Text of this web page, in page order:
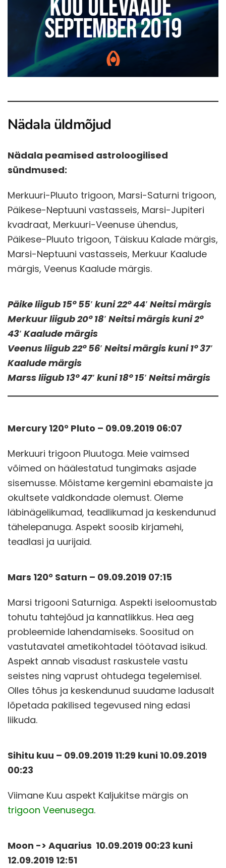
Nädala üldmõjud
Nädala peamised astroloogilised
sündmused:
Merkuuri-Pluuto trigoon, Marsi-Saturni trigoon,
Päikese-Neptuuni vastasseis, Marsi-Jupiteri
kvadraat, Merkuuri-Veenuse ühendus,
Päikese-Pluuto trigoon, Täiskuu Kalade märgis,
Marsi-Neptuuni vastasseis, Merkuur Kaalude
märgis, Veenus Kaalude märgis.
Päike liigub 15° 55′ kuni 22° 44′ Neitsi märgis
Merkuur liigub 20° 18′ Neitsi märgis kuni 2°
43′ Kaalude märgis
Veenus liigub 22° 56′ Neitsi märgis kuni 1° 37′
Kaalude märgis
Marss liigub 13° 47′ kuni 18° 15′ Neitsi märgis
Mercury 120° Pluto – 09.09.2019 06:07
Merkuuri trigoon Pluutoga. Meie vaimsed
võimed on häälestatud tungimaks asjade
sisemusse. Mõistame kergemini ebamaiste ja
okultsete valdkondade olemust. Oleme
läbinägelikumad, teadlikumad ja keskendunud
tähelepanuga. Aspekt soosib kirjamehi,
teadlasi ja uurijaid.
Mars 120° Saturn – 09.09.2019 07:15
Marsi trigooni Saturniga. Aspekti iseloomustab
tohutu tahtejõud ja kannatlikkus. Hea aeg
probleemide lahendamiseks. Soositud on
vastutavatel ametikohtadel töötavad isikud.
Aspekt annab visadust raskustele vastu
seistes ning vaprust ohtudega tegelemisel.
Olles tõhus ja keskendunud suudame ladusalt
lõpetada pakilised tegevused ning edasi
liikuda.
Sihitu kuu – 09.09.2019 11:29 kuni 10.09.2019
00:23
Viimane Kuu aspekt Kaljukitse märgis on
trigoon Veenusega.
Moon -> Aquarius 10.09.2019 00:23 kuni
12.09.2019 12:51